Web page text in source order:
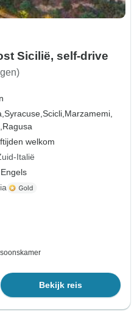
Sicilië, self-drive
Syracuse,Scicli,Marzamemi,
Ragusa
welkom
Italië
Bekijk reis